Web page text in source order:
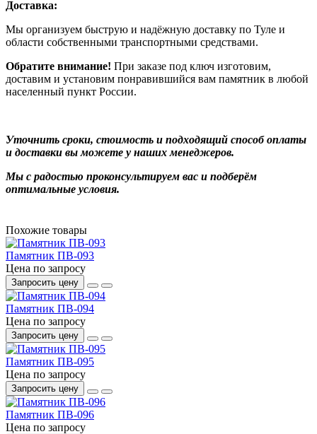
Доставка:
Мы организуем быструю и надёжную доставку по Туле и
области собственными транспортными средствами.
Обратите внимание! При заказе под ключ изготовим,
доставим и установим понравившийся вам памятник в любой
населенный пункт России.
Уточнить сроки, стоимость и подходящий способ оплаты
и доставки вы можете у наших менеджеров.
Мы с радостью проконсультируем вас и подберём
оптимальные условия.
Похожие товары
Памятник ПВ-093
Цена по запросу
Запросить цену
Памятник ПВ-094
Цена по запросу
Запросить цену
Памятник ПВ-095
Цена по запросу
Запросить цену
Памятник ПВ-096
Цена по запросу